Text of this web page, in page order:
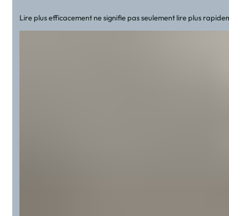
Lire plus efficacement ne signifie pas seulement lire plus